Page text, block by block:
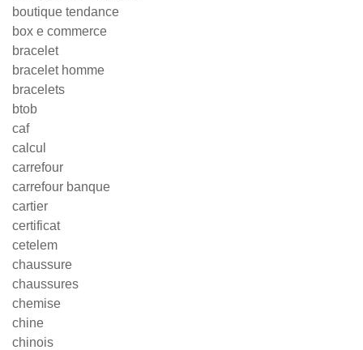
boutique tendance
box e commerce
bracelet
bracelet homme
bracelets
btob
caf
calcul
carrefour
carrefour banque
cartier
certificat
cetelem
chaussure
chaussures
chemise
chine
chinois